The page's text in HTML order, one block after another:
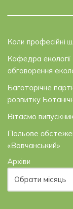
Коли професійні
Кафедра екології
обговорення
Багаторічне
розвитку
Вітаємо
Польове
«Вовчанський»
Архіви